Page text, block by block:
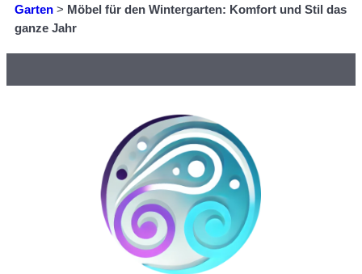
Garten > Möbel für den Wintergarten: Komfort und Stil das
ganze Jahr